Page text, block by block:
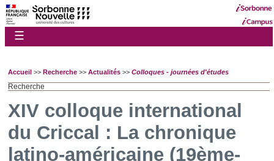
☰
Accueil >> Recherche >> Actualités >> Colloques - journées d'études
Recherche
XIV colloque international
du Criccal : La chronique
latino-américaine (19ème-